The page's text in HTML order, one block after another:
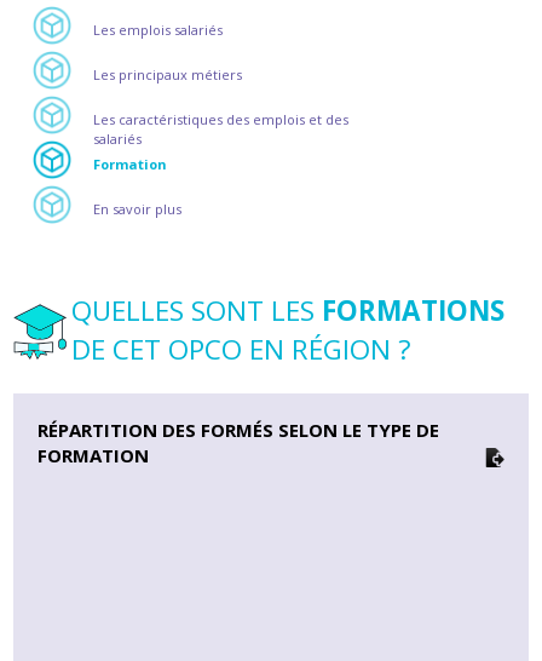
Les emplois salariés
Les principaux métiers
Les caractéristiques des emplois et des
salariés
Formation
En savoir plus
QUELLES SONT LES FORMATIONS
DE CET OPCO EN RÉGION ?
RÉPARTITION DES FORMÉS SELON LE TYPE DE
FORMATION